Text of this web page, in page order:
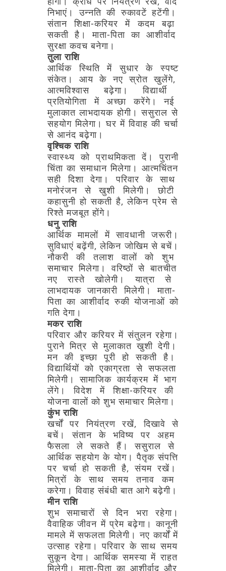
निभाएं।
उन्नतिकी रुकावटेंहटेंगी।
संतान शिक्षा-करियर में कदमबढ़ा
सकती है। माता-पिता का आशीर्वाद
सुरक्षा कवच बनेगा।
तुला राशि
आर्थिक स्थितिमें सुधार के स्पष्ट
संकेत।
आय के नए स्रोतखुलेंगे,
आत्मविश्वास बढ़ेगा।
विद्यार्थी
प्रतियोगिता मेंअच्छा करेंगे।
नई
मुलाकात लाभदायक होगी। ससुराल से
सहयोग मिलेगा। घर में विवाह की चर्चा
से आनंद बढ़ेगा।
वृश्चिकराशि
स्वास्थ्य को प्राथमिकता दें।
पुरानी
चिंता का समाधानमिलेगा। आत्मचिंतन
सही दिशादेगा। परिवार के साथ
मनोरंजन से खुशी मिलेगी।
छोटी
कहासुनी होसकतीहै, लेकिन प्रेम से
रिश्ते मजबूत होंगे।
धनुराशि
आर्थिक मामलों मेंसावधानीजरूरी।
सुविधाएं बढ़ेंगी, लेकिन जोखिमसेबचें।
नौकरी की तलाश वालों को शुभ
समाचार मिलेगा। वरिष्ठोंसे बातचीत
नए रास्ते खोलेगी। यात्रासे
लाभदायक जानकारी मिलेगी।
माता-
पिता का आशीर्वाद रुकीयोजनाओंको
गति देगा।
मकर राशि
परिवार और करियर में संतुलनरहेगा।
पुराने मित्र से मुलाकात खुशी देगी।
मन की इच्छा पूरी हो सकती है।
विद्यार्थियों को एकाग्रता सेसफलता
मिलेगी। सामाजिक कार्यक्रममें भाग
लेंगे।
विदेश में शिक्षा-करियर की
योजना वालों को शुभ समाचार मिलेगा।
कुंभराशि
खर्चोंपर नियंत्रणरखें, दिखावे से
बचें।
संतान के भविष्य पर अहम
फैसला ले सकतेहैं। ससुराल से
आर्थिक सहयोग के योग। पैतृकसंपत्ति
पर चर्चा हो सकती है, संयम रखें।
मित्रों के साथ समय तनाव कम
करेगा। विवाह संबंधी बात आगे बढ़ेगी।
मीनराशि
शुभ समाचारों सेदिन भरारहेगा।
वैवाहिक जीवन मेंप्रेम बढ़ेगा। कानूनी
मामले मेंसफलता मिलेगी। नए कार्योंमें
उत्साह रहेगा। परिवार केसाथ समय
सुकून देगा। आर्थिक समस्यामें राहत
मिलेगी। माता-पिता का आशीर्वाद और